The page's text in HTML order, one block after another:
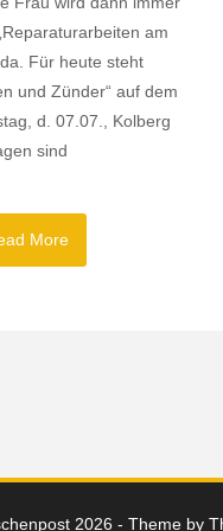
am
Für heute steht
und Zünder“ auf dem
d. 07.07., Kolberg
sind
More
2026 - Theme by